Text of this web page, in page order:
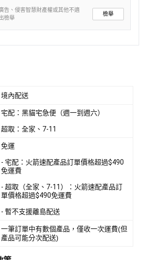
告、侵害智慧財產權或其他不適
檢舉
檢舉
境內配送
宅配：黑貓宅急便（週一到週六）
超取：全家、7-11
免運
- 宅配：火箭速配產品訂單價格超過$490
免運費
- 超取（全家、7-11）：火箭速配產品訂
單價格超過$490免運費
- 暫不支援離島配送
一筆訂單中有數個產品，僅收一次運費(但
產品可能分次配送)